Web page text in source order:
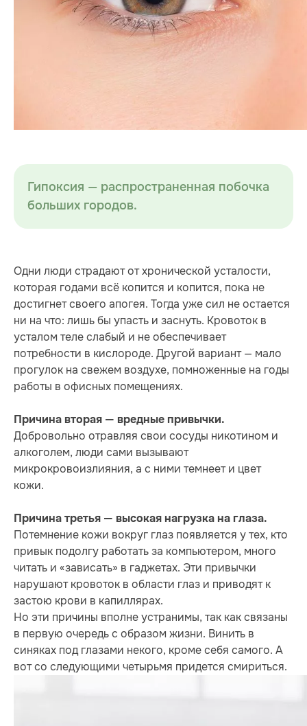
Гипоксия — распространенная побочка
больших городов.
Одни люди страдают от хронической усталости,
которая годами всё копится и копится, пока не
достигнет своего апогея. Тогда уже сил не остается
ни на что: лишь бы упасть и заснуть. Кровоток в
усталом теле слабый и не обеспечивает
потребности в кислороде. Другой вариант — мало
прогулок на свежем воздухе, помноженные на годы
работы в офисных помещениях.
Причина вторая — вредные привычки.
Добровольно отравляя свои сосуды никотином и
алкоголем, люди сами вызывают
микрокровоизлияния, а с ними темнеет и цвет
кожи.
Причина третья — высокая нагрузка на глаза.
Потемнение кожи вокруг глаз появляется у тех, кто
привык подолгу работать за компьютером, много
читать и «зависать» в гаджетах. Эти привычки
нарушают кровоток в области глаз и приводят к
застою крови в капиллярах.
Но эти причины вполне устранимы, так как связаны
в первую очередь с образом жизни. Винить в
синяках под глазами некого, кроме себя самого. А
вот со следующими четырьмя придется смириться.